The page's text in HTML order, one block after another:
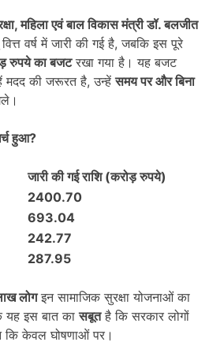
,महिला एवं बाल विकास मंत्री डॉ. बलजीत
वर्ष में जारी की गई है, जबकि इस पूरे
रुपये का बजटरखा गया है। यह बजट
मदद की जरूरत है, उन्हेंसमय पर और बिना
हुआ?
जारी की गई राशि (करोड़ रुपये)
2400.70
693.04
242.77
287.95
लोगइन सामाजिक सुरक्षा योजनाओं का
यह इस बात कासबूतहै कि सरकार लोगों
कि केवल घोषणाओं पर।